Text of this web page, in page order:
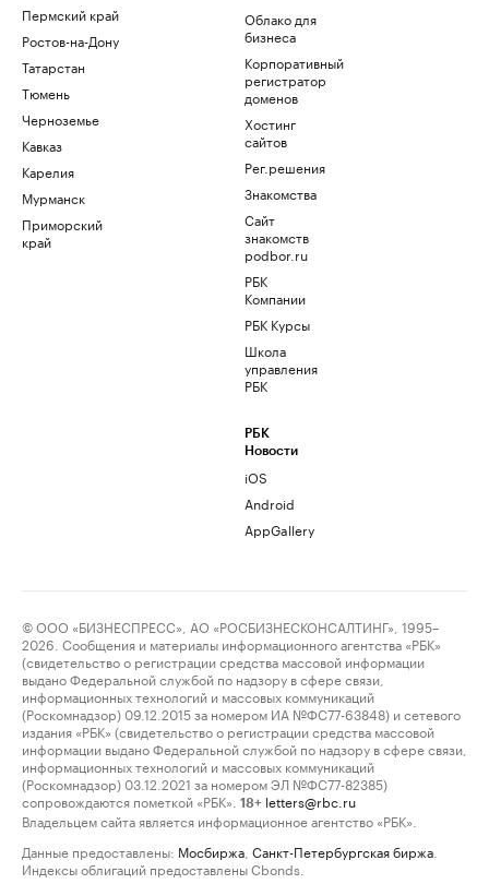
Пермский край
Ростов-на-Дону
Татарстан
Тюмень
Черноземье
Кавказ
Карелия
Мурманск
Приморский
край
Облако для
бизнеса
Корпоративный
регистратор
доменов
Хостинг
сайтов
Рег.решения
Знакомства
Сайт
знакомств
podbor.ru
РБК
Компании
РБК Курсы
Школа
управления
РБК
РБК
Новости
iOS
Android
AppGallery
© ООО «БИЗНЕСПРЕСС», АО «РОСБИЗНЕСКОНСАЛТИНГ», 1995–
2026. Сообщения и материалы информационного агентства «РБК»
(свидетельство о регистрации средства массовой информации
выдано Федеральной службой по надзору в сфере связи,
информационных технологий и массовых коммуникаций
(Роскомнадзор) 09.12.2015 за номером ИА №ФС77-63848) и сетевого
издания «РБК» (свидетельство о регистрации средства массовой
информации выдано Федеральной службой по надзору в сфере связи,
информационных технологий и массовых коммуникаций
(Роскомнадзор) 03.12.2021 за номером ЭЛ №ФС77-82385)
сопровождаются пометкой «РБК».
18+ letters@rbc.ru
Владельцем сайта является информационное агентство «РБК».
Данные предоставлены: Мосбиржа Санкт-Петербургская биржа
Индексы облигаций предоставлены Cbonds.